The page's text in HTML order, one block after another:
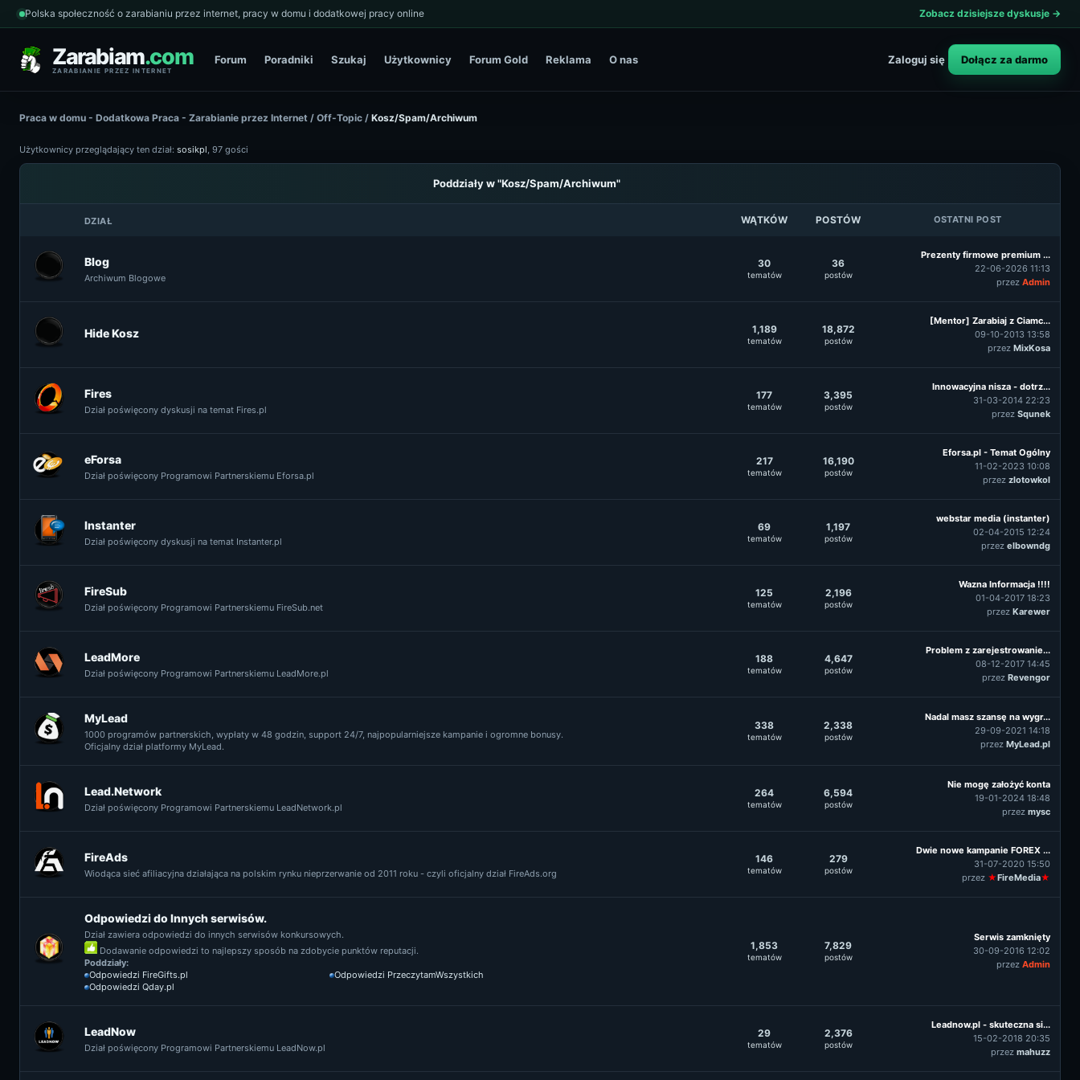
Polska społeczność o zarabianiu przez internet, pracy w domu i dodatkowej pracy online Zobacz dzisiejsze dyskusje →
Zarabiam.com
ZARABIANIE PRZEZ INTERNET
Forum Poradniki Szukaj Użytkownicy Forum Gold Reklama O nas Zaloguj się Dołącz za darmo
Praca w domu - Dodatkowa Praca - Zarabianie przez Internet / Off-Topic / Kosz/Spam/Archiwum
Użytkownicy przeglądający ten dział: sosikpl, 97 gości
Poddziały w "Kosz/Spam/Archiwum"
DZIAŁ WĄTKÓW POSTÓW OSTATNI POST
Blog
Archiwum Blogowe
30
tematów
36
postów
Prezenty firmowe premium ...
22-06-2026 11:13
przez Admin
Hide Kosz 1,189
tematów
18,872
postów
[Mentor] Zarabiaj z Ciamc...
09-10-2013 13:58
przez MixKosa
Fires
Dział poświęcony dyskusji na temat Fires.pl
177
tematów
3,395
postów
Innowacyjna nisza - dotrz...
31-03-2014 22:23
przez Squnek
eForsa
Dział poświęcony Programowi Partnerskiemu Eforsa.pl
217
tematów
16,190
postów
Eforsa.pl - Temat Ogólny
11-02-2023 10:08
przez zlotowkol
Instanter
Dział poświęcony dyskusji na temat Instanter.pl
69
tematów
1,197
postów
webstar media (instanter)
02-04-2015 12:24
przez elbowndg
FireSub
Dział poświęcony Programowi Partnerskiemu FireSub.net
125
tematów
2,196
postów
Wazna Informacja !!!!
01-04-2017 18:23
przez Karewer
LeadMore
Dział poświęcony Programowi Partnerskiemu LeadMore.pl
188
tematów
4,647
postów
Problem z zarejestrowanie...
08-12-2017 14:45
przez Revengor
MyLead
1000 programów partnerskich, wypłaty w 48 godzin, support 24/7, najpopularniejsze kampanie i ogromne bonusy.
Oficjalny dział platformy MyLead.
338
tematów
2,338
postów
Nadal masz szansę na wygr...
29-09-2021 14:18
przez MyLead.pl
Lead.Network
Dział poświęcony Programowi Partnerskiemu LeadNetwork.pl
264
tematów
6,594
postów
Nie mogę założyć konta
19-01-2024 18:48
przez mysc
FireAds
Wiodąca sieć afiliacyjna działająca na polskim rynku nieprzerwanie od 2011 roku - czyli oficjalny dział FireAds.org
146
tematów
279
postów
Dwie nowe kampanie FOREX ...
31-07-2020 15:50
przez ★FireMedia★
Odpowiedzi do Innych serwisów.
Dział zawiera odpowiedzi do innych serwisów konkursowych.
Dodawanie odpowiedzi to najlepszy sposób na zdobycie punktów reputacji.
Poddziały:
Odpowiedzi FireGifts.pl
Odpowiedzi PrzeczytamWszystkich
Odpowiedzi Qday.pl
1,853
tematów
7,829
postów
Serwis zamknięty
30-09-2016 12:02
przez Admin
LeadNow
Dział poświęcony Programowi Partnerskiemu LeadNow.pl
29
tematów
2,376
postów
Leadnow.pl - skuteczna si...
15-02-2018 20:35
przez mahuzz